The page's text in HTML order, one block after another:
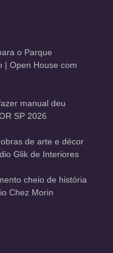
o Parque
| Open House com
manual deu
SP 2026
de arte e décor
Glik de Interiores
cheio de história
Chez Morin